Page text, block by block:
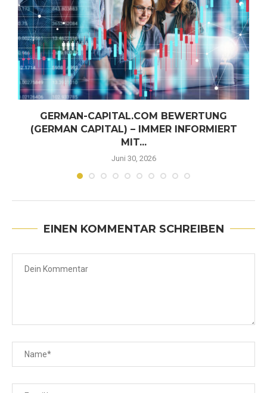
GERMAN-CAPITAL.COM BEWERTUNG
(GERMAN CAPITAL) – IMMER INFORMIERT
MIT...
Juni 30, 2026
EINEN KOMMENTAR SCHREIBEN